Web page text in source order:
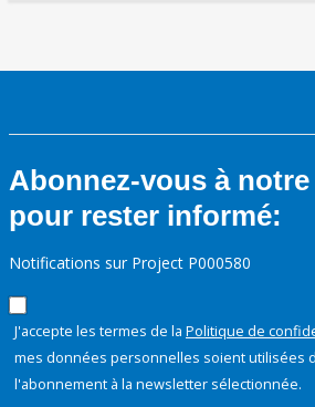
Abonnez-vous à
pour rester informé:
Notifications sur Project P000580
J'accepte les termes de la Politique de
mes données personnelles soient utilisées
l'abonnement à la newsletter sélectionnée.